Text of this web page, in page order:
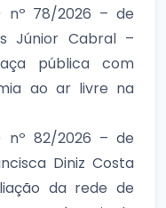
nº 78/2026 – de
Júnior Cabral –
pública com
ao ar livre na
nº 82/2026 – de
Diniz Costa
da rede de